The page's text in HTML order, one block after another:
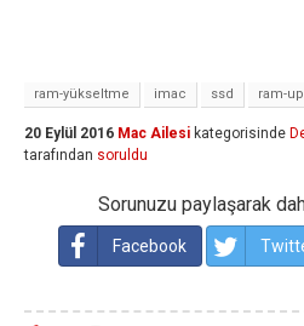
ram-yükseltme imac ssd ram-
20 Eylül 2016 Mac Ailesi kategorisinde
tarafından soruldu
Sorunuzu paylaşarak
Facebook